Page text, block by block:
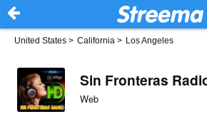
United States > California > Los Angeles
Sin Fronteras
Web